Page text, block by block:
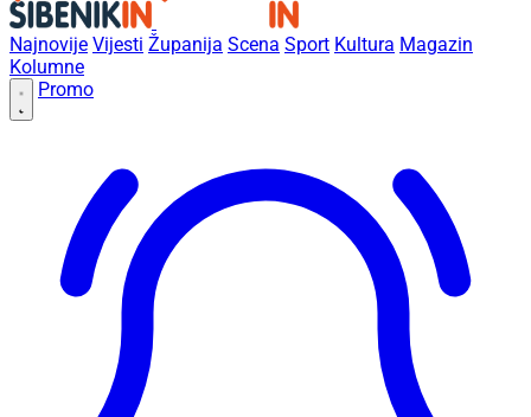
Najnovije Vijesti Županija Scena Sport Kultura Magazin
Kolumne
Promo